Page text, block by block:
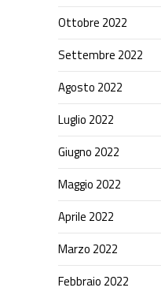
Ottobre 2022
Settembre 2022
Agosto 2022
Luglio 2022
Giugno 2022
Maggio 2022
Aprile 2022
Marzo 2022
Febbraio 2022